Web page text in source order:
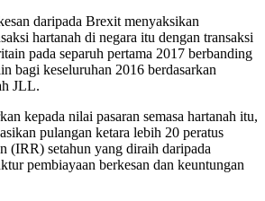
daripada Brexit menyaksikan
hartanah di negara itu dengan transaksi
pada separuh pertama 2017 berbanding
bagi keseluruhan 2016 berdasarkan
JLL.
kepada nilai pasaran semasa hartanah itu,
pulangan ketara lebih 20 peratus
(IRR) setahun yang diraih daripada
pembiayaan berkesan dan keuntungan